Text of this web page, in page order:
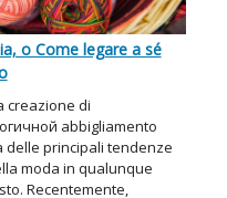
o Come legare a sé
creazione di
abbigliamento
delle principali tendenze
moda in qualunque
Recentemente,